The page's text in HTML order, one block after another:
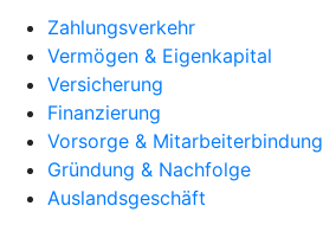
Zahlungsverkehr
Vermögen & Eigenkapital
Versicherung
Finanzierung
Vorsorge & Mitarbeiterbindung
Gründung & Nachfolge
Auslandsgeschäft